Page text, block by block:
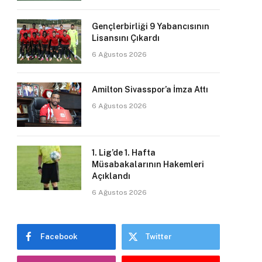
Gençlerbirliği 9 Yabancısının
Lisansını Çıkardı
6 Ağustos 2026
Amilton Sivasspor’a İmza Attı
6 Ağustos 2026
1. Lig’de 1. Hafta
Müsabakalarının Hakemleri
Açıklandı
6 Ağustos 2026
Facebook Twitter